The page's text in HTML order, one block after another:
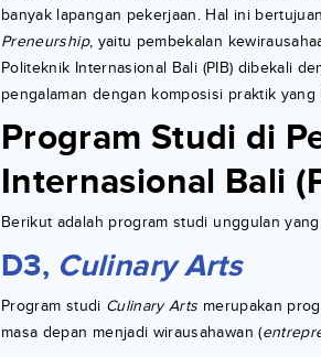
banyak lapangan pekerjaan. Hal ini
Preneurship, yaitu pembekalan
Politeknik Internasional Bali (PIB) dibekali
pengalaman dengan komposisi praktik
Program Studi di
Internasional Bali
Berikut adalah program studi unggulan
D3, Culinary Arts
Program studi Culinary Arts merupakan
masa depan menjadi wirausahawan (